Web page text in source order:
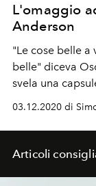
L'omaggio
Anderson
"Le cose belle a
belle" diceva
svela una
per
03.12.2020 di
Articoli